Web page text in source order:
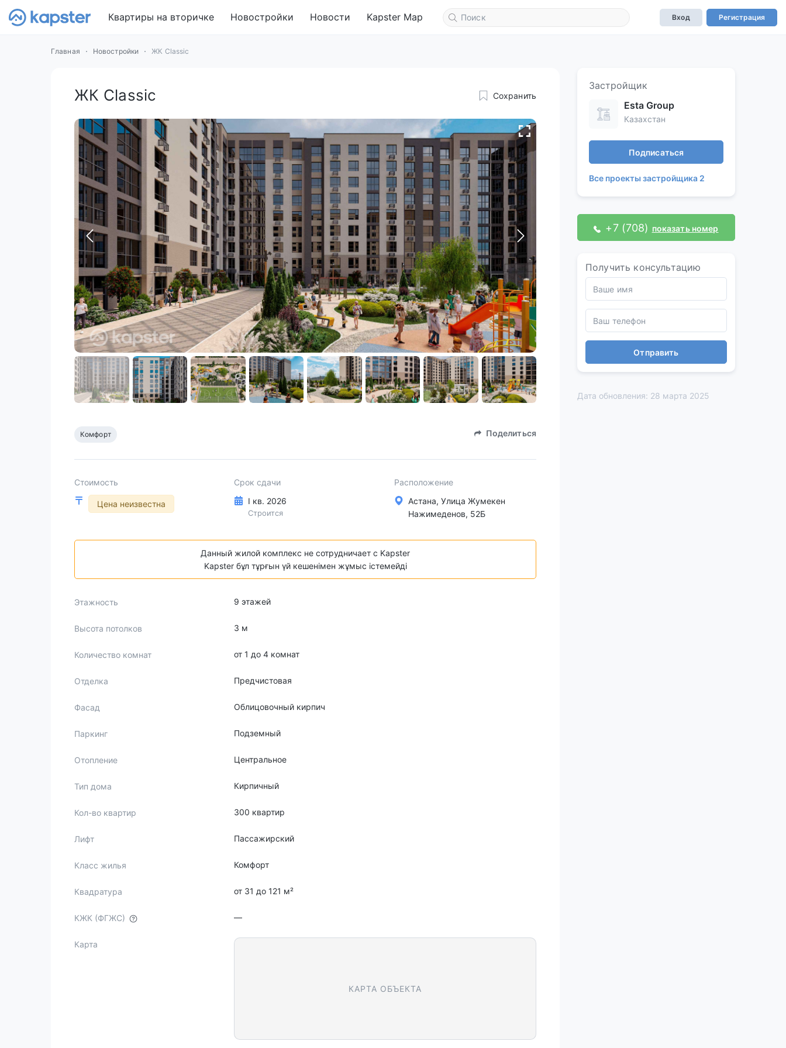
Квартиры на вторичке Новостройки Новости Kapster Map Вход Регистрация
Главная Новостройки ЖК Classic
ЖК Classic Сохранить
Комфорт Поделиться
Стоимость
Цена неизвестна
Срок сдачи
I кв. 2026
Строится
Расположение
Астана, Улица Жумекен
Нажимеденов, 52Б
Данный жилой комплекс не сотрудничает с Kapster
Kapster бұл тұрғын үй кешенімен жұмыс істемейді
Этажность 9 этажей
Высота потолков 3 м
Количество комнат от 1 до 4 комнат
Отделка Предчистовая
Фасад Облицовочный кирпич
Паркинг Подземный
Отопление Центральное
Тип дома Кирпичный
Кол-во квартир 300 квартир
Лифт Пассажирский
Класс жилья Комфорт
Квадратура от 31 до 121 м²
КЖК (ФГЖС) —
Карта
КАРТА ОБЪЕКТА
Застройщик
Esta Group
Казахстан
Подписаться
Все проекты застройщика 2
+7 (708) показать номер
Получить консультацию
Отправить
Дата обновления: 28 марта 2025